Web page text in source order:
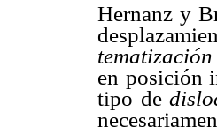
Hernanz y
tematización
en posición
tipo de